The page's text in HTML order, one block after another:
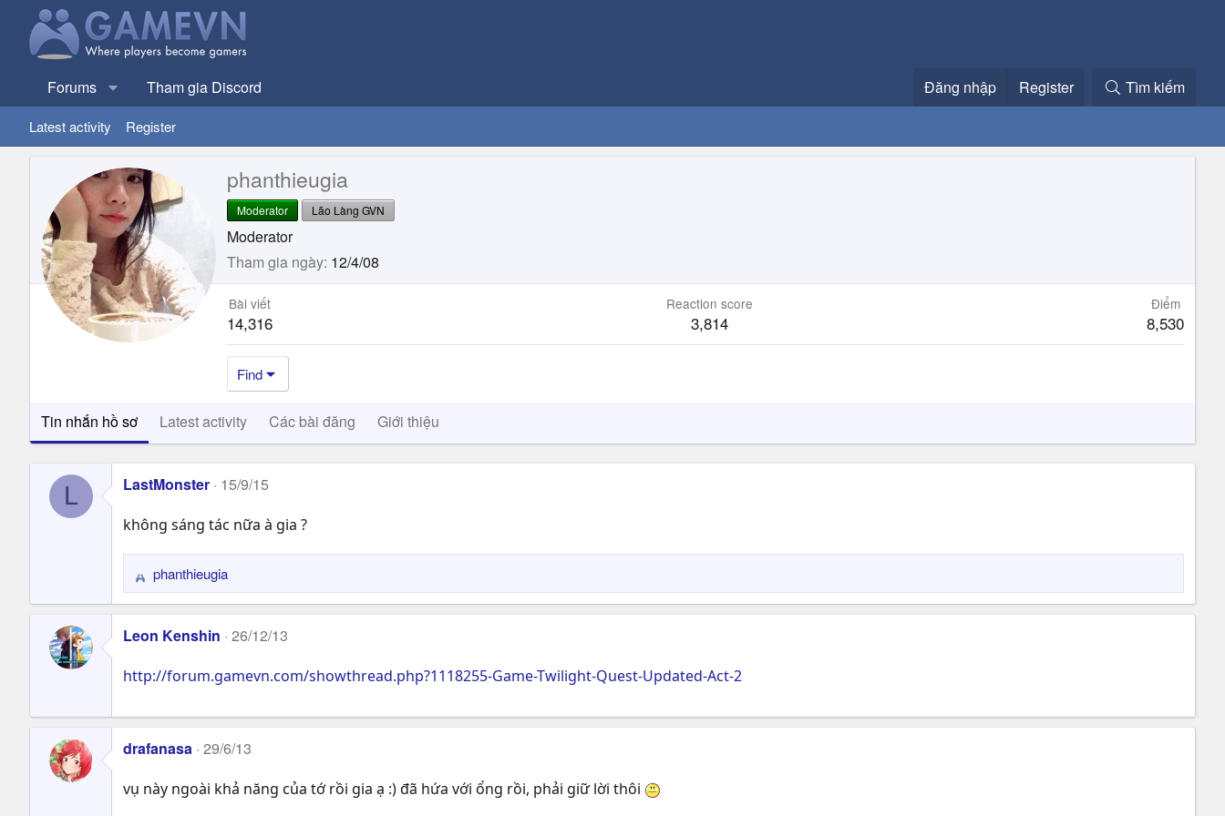
Forums Tham gia Discord Đăng nhập Register Tìm kiếm
Latest activity Register
phanthieugia
Moderator Lão Làng GVN
Moderator
Tham gia ngày 12/4/08
Bài viết
14,316
Reaction score
3,814
Điểm
8,530
Find
Tin nhắn hồ sơ Latest activity Các bài đăng Giới thiệu
L LastMonster 15/9/15
không sáng tác nữa à gia ?
R
e
a
c
i
n
s
:
phanthieugia
Leon Kenshin 26/12/13
http://forum.gamevn.com/showthread.php?1118255-Game-Twilight-Quest-Updated-Act-2
drafanasa 29/6/13
vụ này ngoài khả năng của tớ rồi gia ạ :) đã hứa với ổng rồi, phải giữ lời thôi